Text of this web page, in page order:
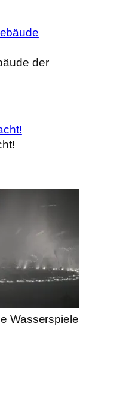
der
Wasserspiele